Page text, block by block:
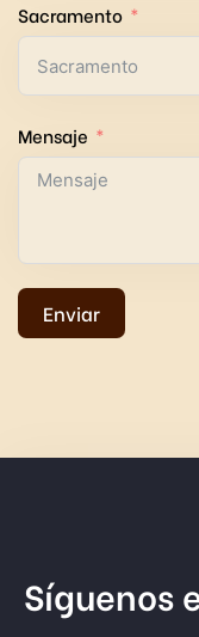
Sacramento
Mensaje
Enviar
Síguenos